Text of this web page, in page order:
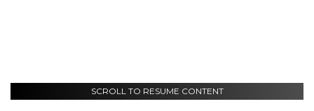
SCROLL TO RESUME CONTENT